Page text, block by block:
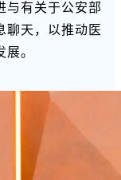
与有关于公安部
聊天，以推动医
。